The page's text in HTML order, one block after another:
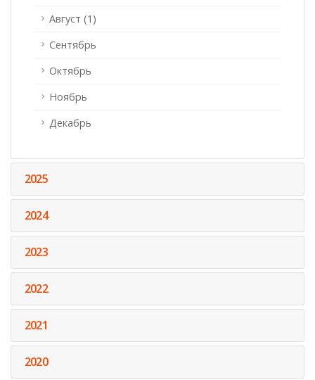
Август (1)
Сентябрь
Октябрь
Ноябрь
Декабрь
2025
2024
2023
2022
2021
2020